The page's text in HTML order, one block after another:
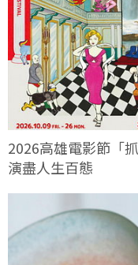
2026高雄電影節「
演盡人生百態